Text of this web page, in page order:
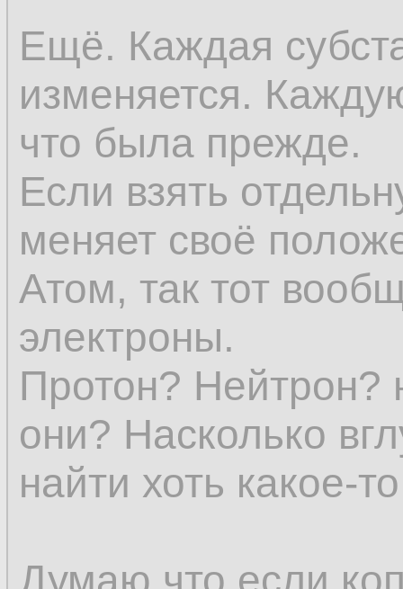
последнее
предшествующей
же самое
как оно
представление о
явления уже нет.
Субстанции (в
всех
и исчезновение
устранило бы
эмпирического
Ещё. Каждая
изменяется.
что была прежде.
Если взять
меняет своё
Атом, так тот
электроны.
Протон? Нейтрон?
они? Насколько
найти хоть какое-